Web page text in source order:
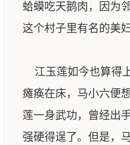
蛤蟆吃天鹅肉，因为
这个村子里有名的美
江玉莲如今也算得
瘫痪在床，马小六便
莲一身武功，曾经出
强硬得逞了。但是，